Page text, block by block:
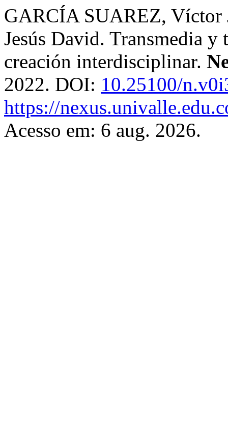
GARCÍA SUAREZ,
Jesús David. Transmedia y
creación interdisciplinar.
2022. DOI: 10.25100/
https://
Acesso em: 6 aug. 2026.